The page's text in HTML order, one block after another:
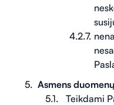
Asmens
Teikdami